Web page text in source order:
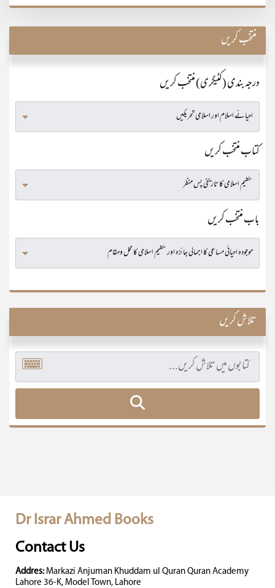
منتخب کریں
درجہ بندی (کٹیگری) منتخب کریں
کتاب منتخب کریں
باب منتخب کریں
تلاش کریں
Dr Israr Ahmed Books
Contact Us
Addres: Markazi Anjuman Khuddam ul Quran Quran Academy
Lahore 36-K, Model Town, Lahore